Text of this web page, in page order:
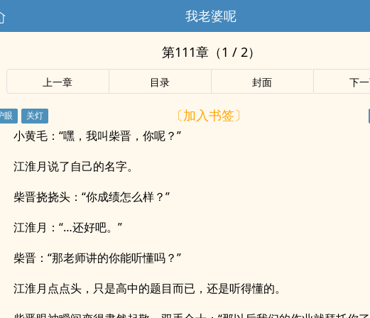
我老婆呢
第111章（1 / 2）
上一章 目录 封面 下
〔加入书签〕
小黄毛：“嘿，我叫柴晋，你呢？”
江淮月说了自己的名字。
柴晋挠挠头：“你成绩怎么样？”
江淮月：“…还好吧。”
柴晋：“那老师讲的你能听懂吗？”
江淮月点点头，只是高中的题目而已，还是听得懂的。